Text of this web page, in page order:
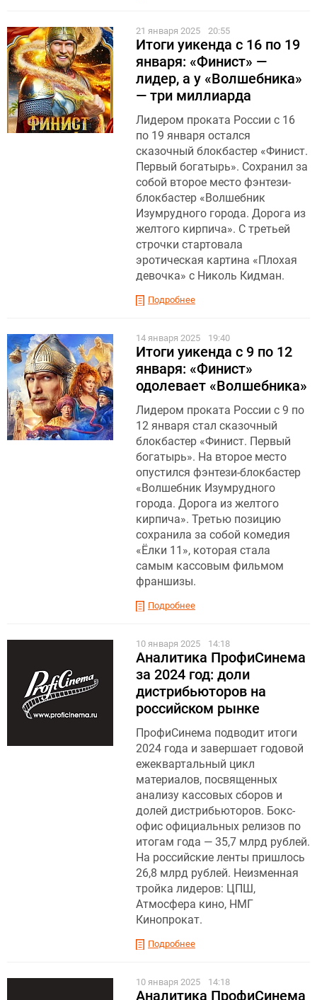
21 января 2025 20:55
Итоги уикенда с 16 по 19
января: «Финист» —
лидер, а у «Волшебника»
— три миллиарда
Лидером проката России с 16
по 19 января остался
сказочный блокбастер «Финист.
Первый богатырь». Сохранил за
собой второе место фэнтези-
блокбастер «Волшебник
Изумрудного города. Дорога из
желтого кирпича». С третьей
строчки стартовала
эротическая картина «Плохая
девочка» с Николь Кидман.
Подробнее
14 января 2025 19:40
Итоги уикенда с 9 по 12
января: «Финист»
одолевает «Волшебника»
Лидером проката России с 9 по
12 января стал сказочный
блокбастер «Финист. Первый
богатырь». На второе место
опустился фэнтези-блокбастер
«Волшебник Изумрудного
города. Дорога из желтого
кирпича». Третью позицию
сохранила за собой комедия
«Ёлки 11», которая стала
самым кассовым фильмом
франшизы.
Подробнее
10 января 2025 14:18
Аналитика ПрофиСинема
за 2024 год: доли
дистрибьюторов на
российском рынке
ПрофиСинема подводит итоги
2024 года и завершает годовой
ежеквартальный цикл
материалов, посвященных
анализу кассовых сборов и
долей дистрибьюторов. Бокс-
офис официальных релизов по
итогам года — 35,7 млрд рублей.
На российские ленты пришлось
26,8 млрд рублей. Неизменная
тройка лидеров: ЦПШ,
Атмосфера кино, НМГ
Кинопрокат.
Подробнее
10 января 2025 14:18
Аналитика ПрофиСинема